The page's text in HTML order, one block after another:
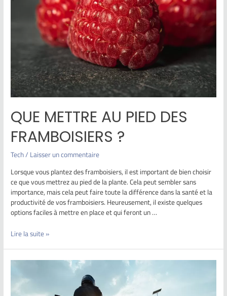
QUE METTRE AU PIED DES
FRAMBOISIERS ?
Tech/Laisser un commentaire
Lorsque vous plantez des framboisiers, il est important de bien choisir
ce que vous mettrez au pied de la plante. Cela peut sembler sans
importance, mais cela peut faire toute la différence dans la santé et la
productivité de vos framboisiers. Heureusement, il existe quelques
options faciles à mettre en place et qui feront un …
Lire la suite »